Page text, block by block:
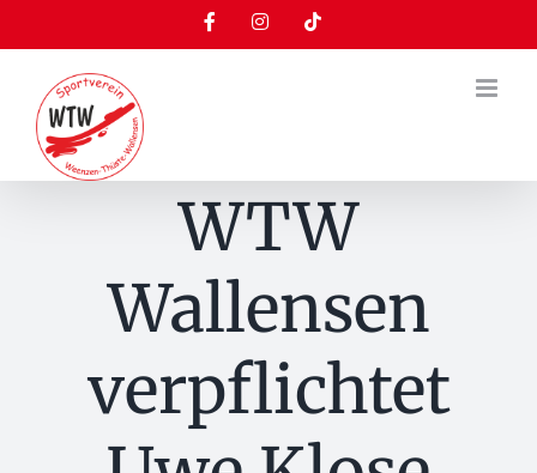
Inhalt
springen
FacebookInstagramTiktok
WTW
Wallensen
verpflichtet